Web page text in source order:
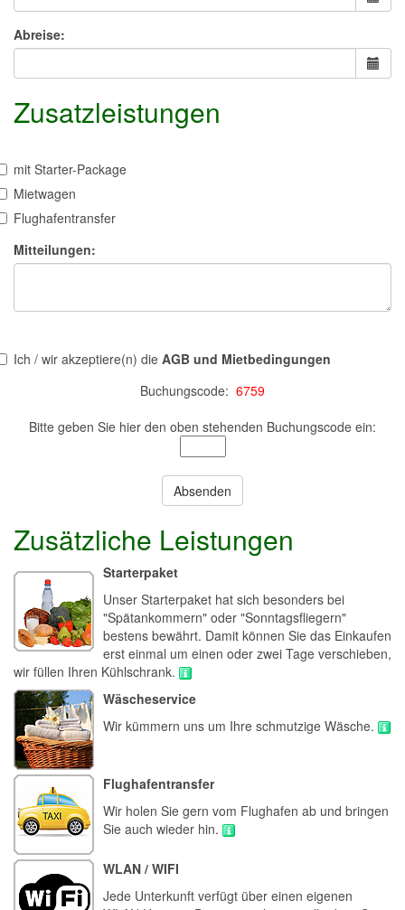
Abreise:
Zusatzleistungen
mit Starter-Package
Mietwagen
Flughafentransfer
Mitteilungen:
Ich / wir akzeptiere(n) die AGB und Mietbedingungen
Buchungscode: 6759
Bitte geben Sie hier den oben stehenden Buchungscode ein:
Zusätzliche Leistungen
Starterpaket
Unser Starterpaket hat sich besonders bei
"Spätankommern" oder "Sonntagsfliegern"
bestens bewährt. Damit können Sie das Einkaufen
erst einmal um einen oder zwei Tage verschieben,
wir füllen Ihren Kühlschrank.
Wäscheservice
Wir kümmern uns um Ihre schmutzige Wäsche.
Flughafentransfer
Wir holen Sie gern vom Flughafen ab und bringen
Sie auch wieder hin.
WLAN / WIFI
Jede Unterkunft verfügt über einen eigenen